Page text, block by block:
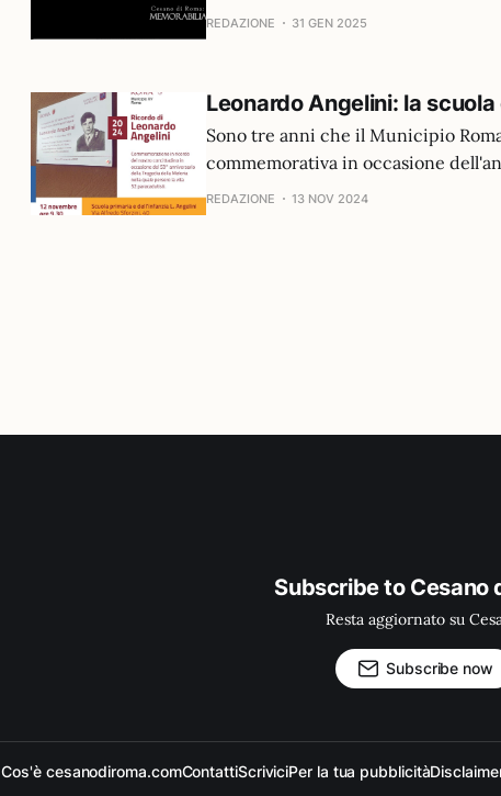
Metropolitana di Roma, bensì una
REDAZIONE 31 GEN 2025
Leonardo Angelini: la scuola
Sono tre anni che il Municipio
commemorativa in occasione
Angelini, alla memoria del quale è
REDAZIONE 13 NOV 2024
Subscribe to Cesano
Resta aggiornato su
Subscribe now
Cos'è cesanodiroma.comContattiScriviciPer la tua pubblicità